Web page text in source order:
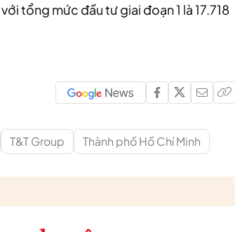
tổng mức đầu tư giai đoạn 1 là 17.718
T&T Group Thành phố Hồ Chí Minh